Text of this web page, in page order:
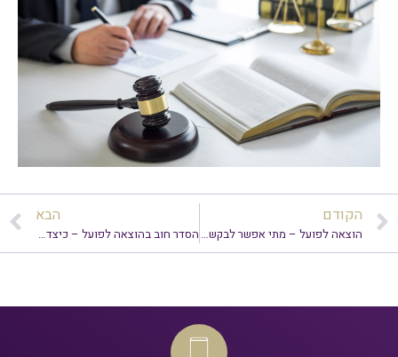
הקודם
הוצאה לפועל – מתי אפשר לבקש הפחתת ריבית פיגורים בשל מסירת אזהרה באיחור?
הבא
הסדר חוב בהוצאה לפועל – כיצד ומתי כדאי